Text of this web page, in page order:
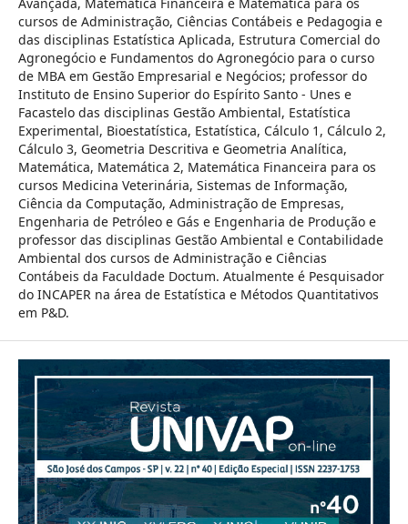
cursos de Administração, Ciências Contábeis e Pedagogia e
das disciplinas Estatística Aplicada, Estrutura Comercial do
Agronegócio e Fundamentos do Agronegócio para o curso
de MBA em Gestão Empresarial e Negócios; professor do
Instituto de Ensino Superior do Espírito Santo - Unes e
Facastelo das disciplinas Gestão Ambiental, Estatística
Experimental, Bioestatística, Estatística, Cálculo 1, Cálculo 2,
Cálculo 3, Geometria Descritiva e Geometria Analítica,
Matemática, Matemática 2, Matemática Financeira para os
cursos Medicina Veterinária, Sistemas de Informação,
Ciência da Computação, Administração de Empresas,
Engenharia de Petróleo e Gás e Engenharia de Produção e
professor das disciplinas Gestão Ambiental e Contabilidade
Ambiental dos cursos de Administração e Ciências
Contábeis da Faculdade Doctum. Atualmente é Pesquisador
do INCAPER na área de Estatística e Métodos Quantitativos
em P&D.